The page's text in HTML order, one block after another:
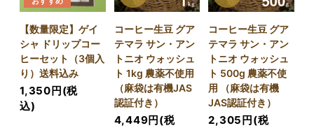
【数量限定】ゲイ
シャ ドリップコー
ヒーセット（3個入
り）送料込み
1,350円(税
込)
コーヒー生豆 グア
テマラ サン・アン
トニオ ウォッシュ
ト 1kg 農薬不使用
（麻袋は有機JAS
認証付き）
4,449円(税
コーヒー生豆 グア
テマラ サン・アン
トニオ ウォッシュ
ト 500g 農薬不使
用 （麻袋は有機
JAS認証付き）
2,305円(税